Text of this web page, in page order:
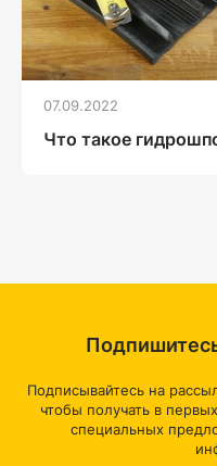
07.09.2022
Что такое
Подписывайтесь на
чтобы получать в
специальных